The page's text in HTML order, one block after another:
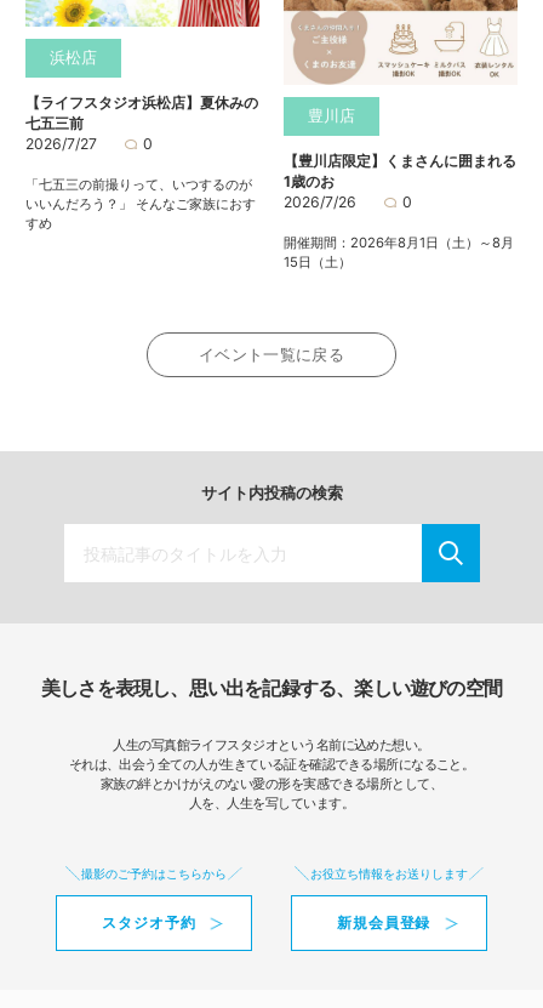
浜松店
【ライフスタジオ浜松店】夏休みの
七五三前
2026/7/27
0
「七五三の前撮りって、いつするのが
いいんだろう？」 そんなご家族におす
すめ
豊川店
【豊川店限定】くまさんに囲まれる
1歳のお
2026/7/26
0
開催期間：2026年8月1日（土）～8月
15日（土）
イベント一覧に戻る
サイト内投稿の検索
美しさを表現し、思い出を記録する、楽しい遊びの空間
人生の写真館ライフスタジオという名前に込めた想い。
それは、出会う全ての人が生きている証を確認できる場所になること。
家族の絆とかけがえのない愛の形を実感できる場所として、
人を、人生を写しています。
撮影のご予約はこちらから
スタジオ予約
お役立ち情報をお送りします
新規会員登録